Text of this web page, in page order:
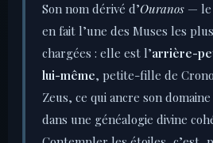
Son nom dérivé d’Ouranos — le
en fait l’une des Muses les
chargées : elle est l’arrière-
lui-même, petite-fille de
Zeus, ce qui ancre son
dans une généalogie divine